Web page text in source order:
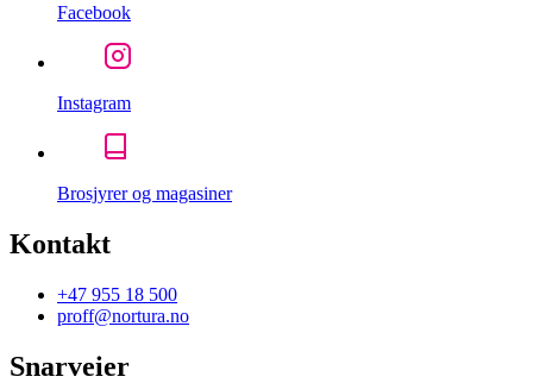
Facebook
Instagram
Brosjyrer og magasiner
Kontakt
+47 955 18 500
proff@nortura.no
Snarveier